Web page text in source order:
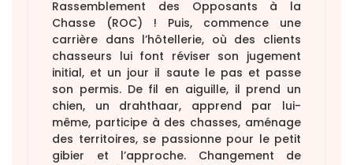
Rassemblement des Opposants à la
Chasse (ROC) ! Puis, commence une
carrière dans l’hôtellerie, où des clients
chasseurs lui font réviser son jugement
initial, et un jour il saute le pas et passe
son permis. De fil en aiguille, il prend un
chien, un drahthaar, apprend par lui-
même, participe à des chasses, aménage
des territoires, se passionne pour le petit
gibier et l’approche. Changement de